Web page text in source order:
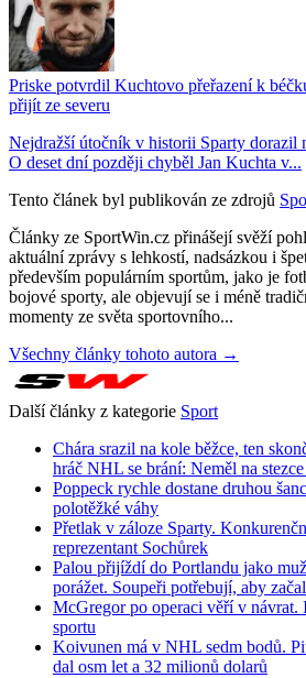
Priske potvrdil Kuchtovo přeřazení k
přijít ze severu
Nejdražší útočník v historii Sparty dorazil
O deset dní později chyběl Jan Kuchta v...
Tento článek byl publikován ze zdrojů
Články ze SportWin.cz přinášejí svěží
aktuální zprávy s lehkostí, nadsázkou i
především populárním sportům, jako je
bojové sporty, ale objevují se i méně
momenty ze světa sportovního...
Všechny články tohoto autora →
Další články z kategorie Sport
Chára srazil na kole běžce, ten
hráč NHL se brání: Neměl na
Poppeck rychle dostane druhou
polotěžké váhy
Přetlak v záloze Sparty.
reprezentant Sochůrek
Palou přijíždí do Portlandu jako
porážet. Soupeři potřebují, aby
McGregor po operaci věří v návrat.
sportu
Koivunen má v NHL sedm bodů.
dal osm let a 32 milionů dolarů